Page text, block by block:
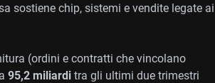
sostiene chip, sistemi e vendite legate ai
(ordini e contratti che vincolano
a 95,2 miliardi tra gli ultimi due trimestri